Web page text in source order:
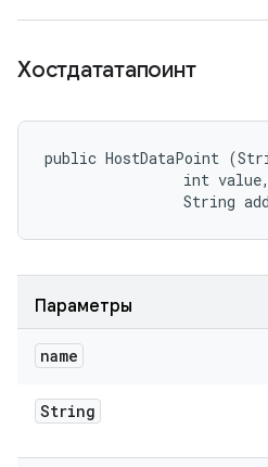
Хостдататапоинт
public HostDataPoint
                int value,
String
Параметры
name
String